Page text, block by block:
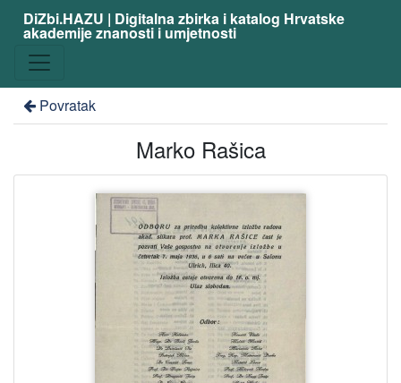
DiZbi.HAZU | Digitalna zbirka i katalog Hrvatske
akademije znanosti i umjetnosti
Povratak
Marko Rašica